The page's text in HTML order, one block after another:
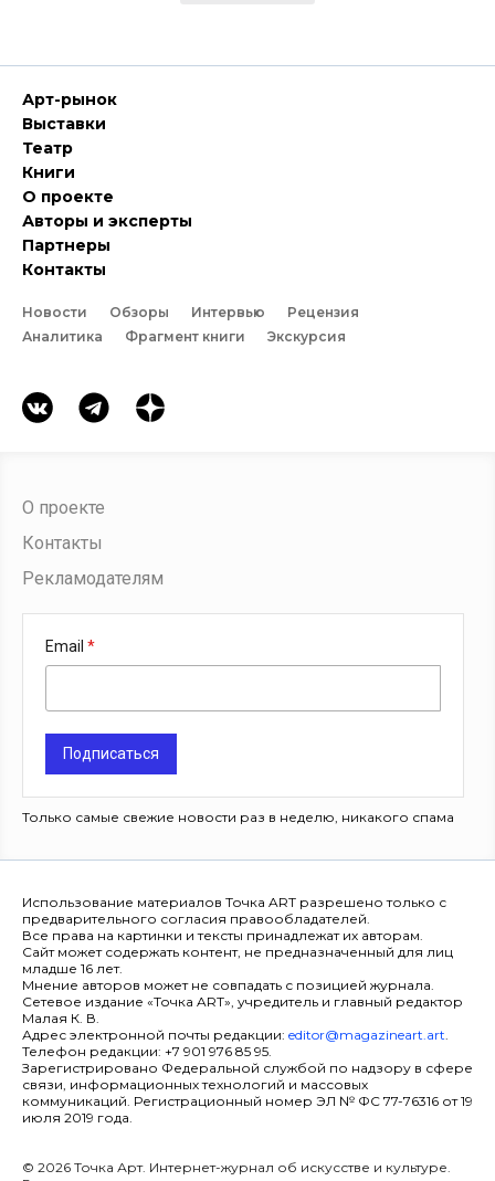
Арт-рынок
Выставки
Театр
Книги
О проекте
Авторы и эксперты
Партнеры
Контакты
Новости Обзоры Интервью
Рецензия
Аналитика
Фрагмент книги Экскурсия
О проекте
Контакты
Рекламодателям
Email
Подписаться
Только самые свежие новости раз в неделю, никакого спама
Использование материалов Точка ART разрешено только с
предварительного согласия правообладателей.
Все права на картинки и тексты принадлежат их авторам.
Сайт может содержать контент, не предназначенный для лиц
младше 16 лет.
Мнение авторов может не совпадать с позицией журнала.
Сетевое издание «Точка ART», учредитель и главный редактор
Малая К. В.
Адрес электронной почты редакции: editor@magazineart.art.
Телефон редакции: +7 901 976 85 95.
Зарегистрировано Федеральной службой по надзору в сфере
связи, информационных технологий и массовых
коммуникаций. Регистрационный номер ЭЛ № ФС 77-76316 от 19
июля 2019 года.
© 2026 Точка Арт. Интернет-журнал об искусстве и культуре.